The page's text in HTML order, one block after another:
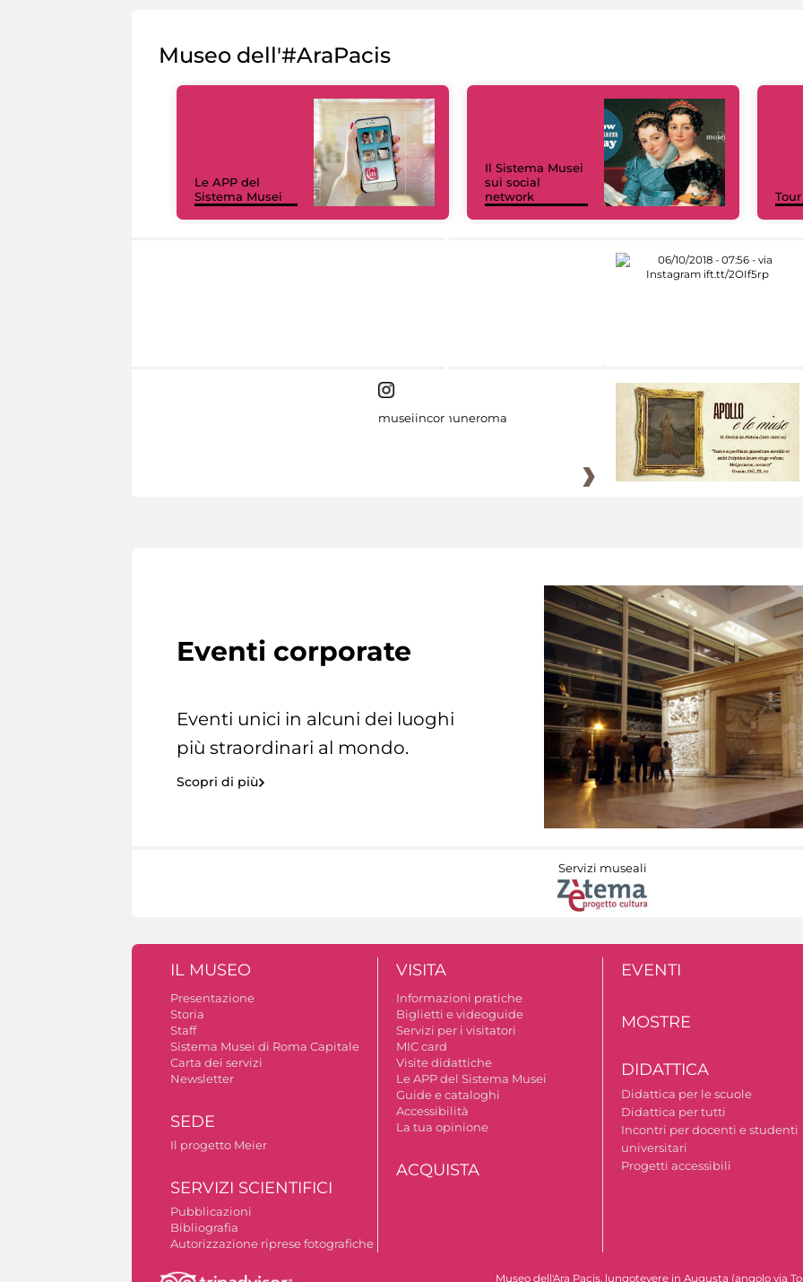
Museo dell'#AraPacis
Le APP del
Sistema Musei
Il Sistema Musei
sui social
network
museiincomuneroma
Eventi corporate
Eventi unici in alcuni dei luoghi
più straordinari al mondo.
Scopri di più
Servizi museali
IL MUSEO
Presentazione
Storia
Staff
Sistema Musei di Roma Capitale
Carta dei servizi
Newsletter
SEDE
Il progetto Meier
SERVIZI SCIENTIFICI
Pubblicazioni
Bibliografia
Autorizzazione riprese fotografiche
VISITA
Informazioni pratiche
Biglietti e videoguide
Servizi per i visitatori
MIC card
Visite didattiche
Le APP del Sistema Musei
Guide e cataloghi
Accessibilità
La tua opinione
ACQUISTA
EVENTI
MOSTRE
DIDATTICA
Didattica per le scuole
Didattica per tutti
Incontri per docenti e studenti
universitari
Progetti accessibili
Museo dell'Ara Pacis, lungotevere in Augusta (angolo via